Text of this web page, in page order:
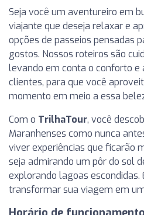
Seja você um aventureiro em
viajante que deseja relaxar e
opções de passeios pensadas
gostos. Nossos roteiros são
levando em conta o conforto e
clientes, para que você
momento em meio a essa
Com o TrilhaTour, você
Maranhenses como nunca
viver experiências que ficarão
seja admirando um pôr do sol
explorando lagoas
transformar sua viagem em